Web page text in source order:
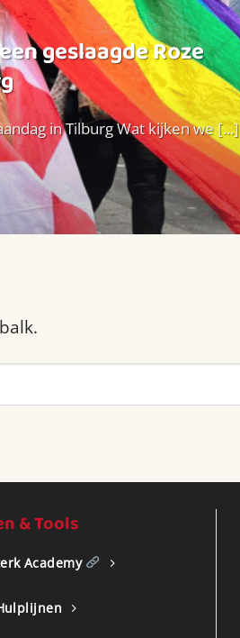
geslaagde Roze
in Tilburg Wat kijken we [...]
& Tools
Academy